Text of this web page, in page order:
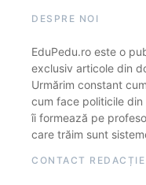
DESPRE NOI
EduPedu.ro este o
exclusiv articole din
Urmărim constant
cum face politicile
îi formează pe
care trăim sunt
CONTACT REDACȚIE